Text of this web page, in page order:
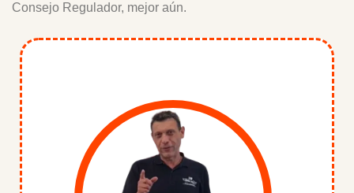
Consejo Regulador, mejor aún.